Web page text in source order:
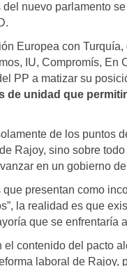
nuevo parlamento
Europea con
IU, Compromís, En
PP a matizar su
de unidad que
de los puntos
Rajoy, sino sobre
en un gobierno
presentan como
la realidad es que
que se
el contenido del pacto
laboral de Rajoy,